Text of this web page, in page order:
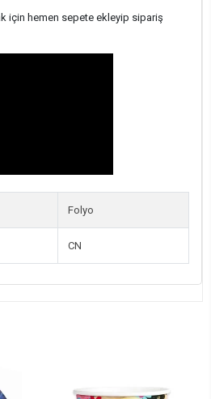
için hemen sepete ekleyip sipariş
Folyo
CN